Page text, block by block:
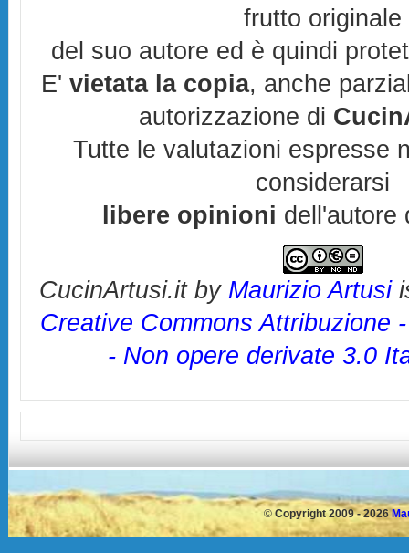
frutto originale
del suo autore ed è quindi
E'vietata la copia, anche
autorizzazione di
Tutte le valutazioni espresse
considerarsi
libere opinioni dell'autore
CucinArtusi.itby Maurizio Artusi
Creative Commons Attribuzione
- Non opere derivate 3.0
© Copyright 2009 - 2026